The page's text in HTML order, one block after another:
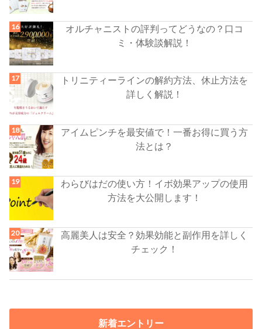
オルチャニストの評判ってどうなの？口コ
ミ・体験談解説！
トリニティーラインの解約方法、休止方法を
詳しく解説！
アイムピンチを最安値で！一番お得に買う方
法とは？
わらびはだの使い方！イボ効果アップの使用
方法を大公開します！
高麗美人は安全？効果効能と副作用を詳しく
チェック！
新着エントリー